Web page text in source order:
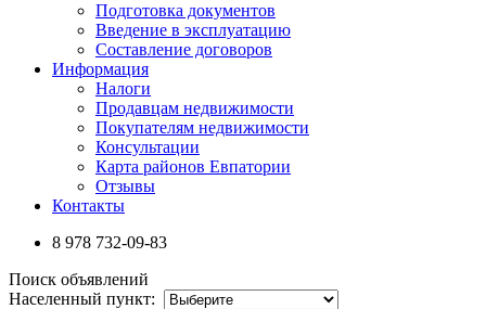
Подготовка документов
Введение в эксплуатацию
Составление договоров
Информация
Налоги
Продавцам недвижимости
Покупателям недвижимости
Консультации
Карта районов Евпатории
Отзывы
Контакты
8 978 732-09-83
Поиск объявлений
Населенный пункт: